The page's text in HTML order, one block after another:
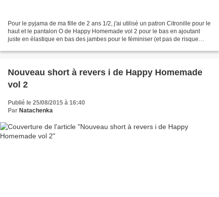
Pour le pyjama de ma fille de 2 ans 1/2, j'ai utilisé un patron Citronille pour le
haut et le pantalon O de Happy Homemade vol 2 pour le bas en ajoutant
juste en élastique en bas des jambes pour le féminiser (et pas de risque
Nouveau short à revers i de Happy Homemade
vol 2
Publié le 25/08/2015 à 16:40
Par Natachenka